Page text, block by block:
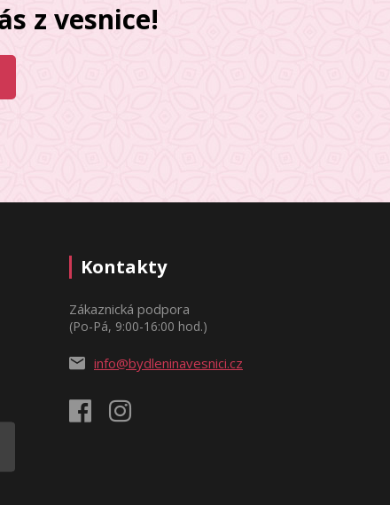
z vesnice!
Kontakty
Zákaznická podpora
(Po-Pá, 9:00-16:00 hod.)
info@bydleninavesnici.cz